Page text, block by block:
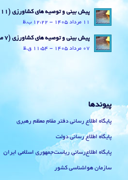
پیش بینی و توصیه های کشاورزی (11 مرداد ۱۴۰۵)
11 مرداد 1405 - 12:22 ب.ظ
پیش بینی و توصیه های کشاورزی (7 مرداد ۱۴۰۵)
07 مرداد 1405 - 11:54 ق.ظ
پیوندها
پایگاه اطلاع رسانی دفتر مقام معظم رهبری
پایگاه اطلاع رسانی دولت
پایگاه اطلاع‌رسانی ریاست‌جمهوری اسلامی ایران
سازمان هواشناسی کشور